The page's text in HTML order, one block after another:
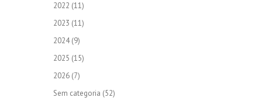
2022 (11)
2023 (11)
2024(9)
2025 (15)
2026 (7)
Sem categoria (52)